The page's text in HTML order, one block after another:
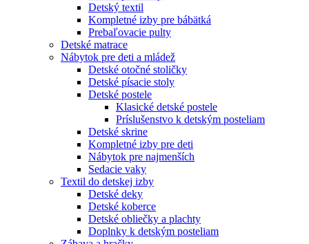
Detský textil
Kompletné izby pre bábätká
Prebaľovacie pulty
Detské matrace
Nábytok pre deti a mládež
Detské otočné stoličky
Detské písacie stoly
Detské postele
Klasické detské postele
Príslušenstvo k detským posteliam
Detské skrine
Kompletné izby pre deti
Nábytok pre najmenších
Sedacie vaky
Textil do detskej izby
Detské deky
Detské koberce
Detské obliečky a plachty
Doplnky k detským posteliam